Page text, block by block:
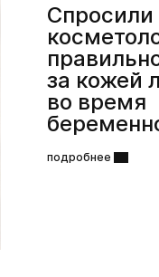
Спросили
за кожей
во время
подробнее